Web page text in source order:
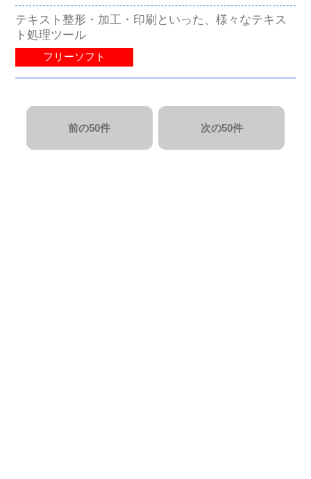
テキスト整形・加工・印刷といった、様々なテキス
ト処理ツール
フリーソフト
前の50件 次の50件